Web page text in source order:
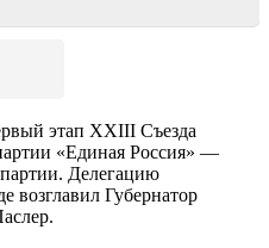
этап XXIII Съезда
«Единая Россия» —
Делегацию
возглавил Губернатор